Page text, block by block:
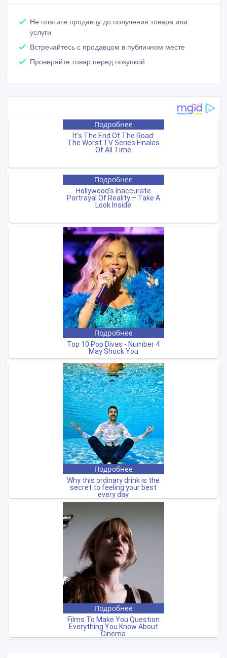
Не платите продавцу до получения товара или
услуги
Встречайтесь с продавцом в публичном месте
Проверяйте товар перед покупкой